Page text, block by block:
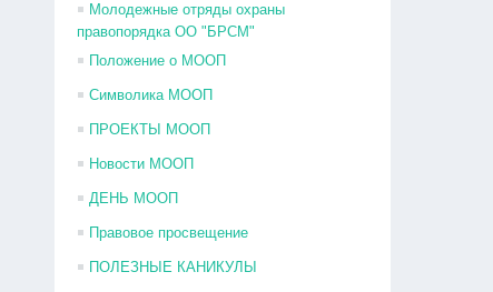
Молодежные отряды охраны
правопорядка ОО "БРСМ"
Положение о МООП
Символика МООП
ПРОЕКТЫ МООП
Новости МООП
ДЕНЬ МООП
Правовое просвещение
ПОЛЕЗНЫЕ КАНИКУЛЫ